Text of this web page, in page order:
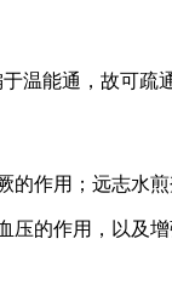
温能通，故可疏
的作用；远志水
压的作用，以及